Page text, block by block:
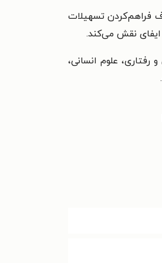
فراهم‌کردن تسهیلات
ایفای نقش می‌کند.
علوم انسانی،